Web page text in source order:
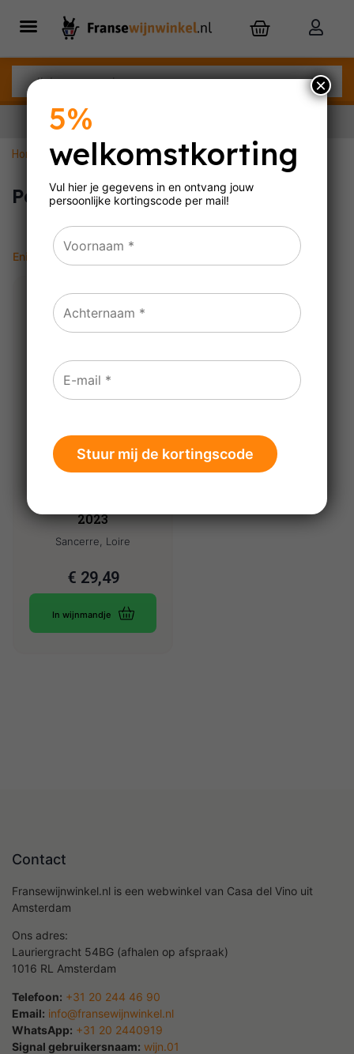
Home »Pascal Jolivet
Pascal Jolivet
Enig resultaat
2023
Sancerre, Loire
€ 29,49
In wijnmandje
Contact
Fransewijnwinkel.nl is een webwinkel van Casa del Vino uit
Amsterdam
Ons adres:
Lauriergracht 54BG (afhalen op afspraak)
1016 RL Amsterdam
Telefoon: +31 20 244 46 90
Email: info@fransewijnwinkel.nl
WhatsApp: +31 20 2440919
Signal gebruikersnaam: wijn.01
5%
welkomstkorting
Vul hier je gegevens in en ontvang jouw
persoonlijke kortingscode per mail!
×